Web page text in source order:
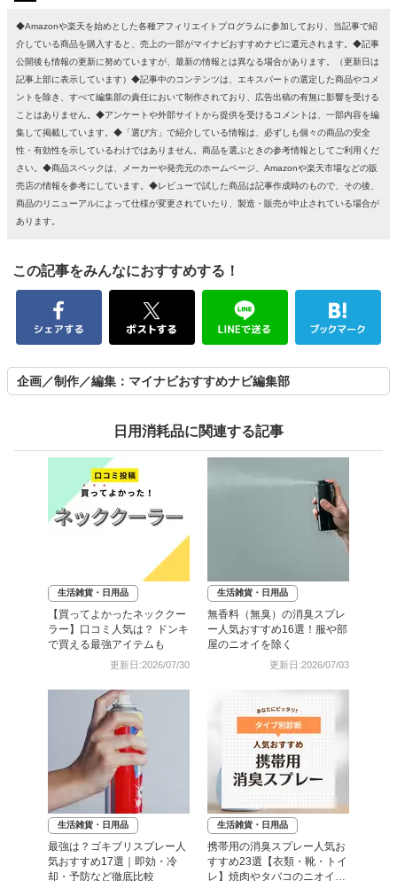
◆Amazonや楽天を始めとした各種アフィリエイトプログラムに参加しており、当記事で紹
介している商品を購入すると、売上の一部がマイナビおすすめナビに還元されます。◆記事
公開後も情報の更新に努めていますが、最新の情報とは異なる場合があります。（更新日は
記事上部に表示しています）◆記事中のコンテンツは、エキスパートの選定した商品やコメ
ントを除き、すべて編集部の責任において制作されており、広告出稿の有無に影響を受ける
ことはありません。◆アンケートや外部サイトから提供を受けるコメントは、一部内容を編
集して掲載しています。◆「選び方」で紹介している情報は、必ずしも個々の商品の安全
性・有効性を示しているわけではありません。商品を選ぶときの参考情報としてご利用くだ
さい。◆商品スペックは、メーカーや発売元のホームページ、Amazonや楽天市場などの販
売店の情報を参考にしています。◆レビューで試した商品は記事作成時のもので、その後、
商品のリニューアルによって仕様が変更されていたり、製造・販売が中止されている場合が
あります。
この記事をみんなにおすすめする！
企画／制作／編集：マイナビおすすめナビ編集部
日用消耗品に関連する記事
生活雑貨・日用品
【買ってよかったネッククー
ラー】口コミ人気は？ ドンキ
で買える最強アイテムも
更新日:2026/07/30
生活雑貨・日用品
無香料（無臭）の消臭スプレ
ー人気おすすめ16選！服や部
屋のニオイを除く
更新日:2026/07/03
生活雑貨・日用品
最強は？ゴキブリスプレー人
気おすすめ17選｜即効・冷
却・予防など徹底比較
生活雑貨・日用品
携帯用の消臭スプレー人気お
すすめ23選【衣類・靴・トイ
レ】焼肉やタバコのニオイに